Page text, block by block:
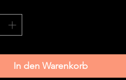
dans une enveloppe
et le ticket sera placé entre deux
de carton épais.
In den Warenkorb